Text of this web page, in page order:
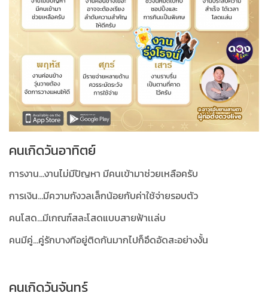
คนเกิดวันอาทิตย์
การงาน...งานไม่มีปัญหา มีคนเข้ามาช่วยเหลือครับ
การเงิน...มีความกังวลเล็กน้อยกับค่าใช้จ่ายรอบตัว
คนโสด...มีเกณฑ์สละโสดแบบสายฟ้าเเล่บ
คนมีคู่...คู่รักบางทีอยู่ติดกันมากไปก็อึดอัดสะอย่างงั้น
คนเกิดวันจันทร์